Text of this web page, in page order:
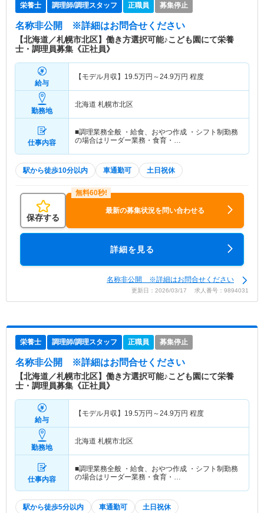
栄養士 調理師/調理スタッフ 正職員 募集停止
名称非公開 ※詳細はお問合せください
【北海道／札幌市北区】働き方選択可能♪こども園にて栄養
士・調理員募集《正社員》
給与
【モデル月収】 19.5万円～24.9万円 程度
勤務地
北海道 札幌市北区
仕事内容
■調理業務全般 ・給食、おやつ作成 ・シフト制勤務
の場合はリーダー業務・食育・…
駅から徒歩10分以内 車通勤可 土日祝休
保存する
最新の募集状況を問い合わせる
詳細を見る
名称非公開 ※詳細はお問合せください
更新日：2026/03/17 求人番号：9894031
栄養士 調理師/調理スタッフ 正職員 募集停止
名称非公開 ※詳細はお問合せください
【北海道／札幌市北区】働き方選択可能♪こども園にて栄養
士・調理員募集《正社員》
給与
【モデル月収】 19.5万円～24.9万円 程度
勤務地
北海道 札幌市北区
仕事内容
■調理業務全般 ・給食、おやつ作成 ・シフト制勤務
の場合はリーダー業務・食育・…
駅から徒歩5分以内 車通勤可 土日祝休